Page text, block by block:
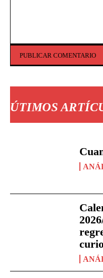
ÚTIMOS